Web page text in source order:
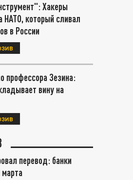
Хакеры
НАТО, который сливал
в России
профессора Зезина:
вину на
перевод: банки
марта